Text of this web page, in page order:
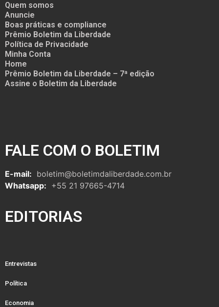
Quem somos
Anuncie
Boas práticas e compliance
Prêmio Boletim da Liberdade
Política de Privacidade
Minha Conta
Home
Prêmio Boletim da Liberdade – 7ª edição
Assine o Boletim da Liberdade
FALE COM O BOLETIM
E-mail: boletim@boletimdaliberdade.com.br
Whatsapp: +55 21 97665-4714
EDITORIAS
Entrevistas
Política
Economia